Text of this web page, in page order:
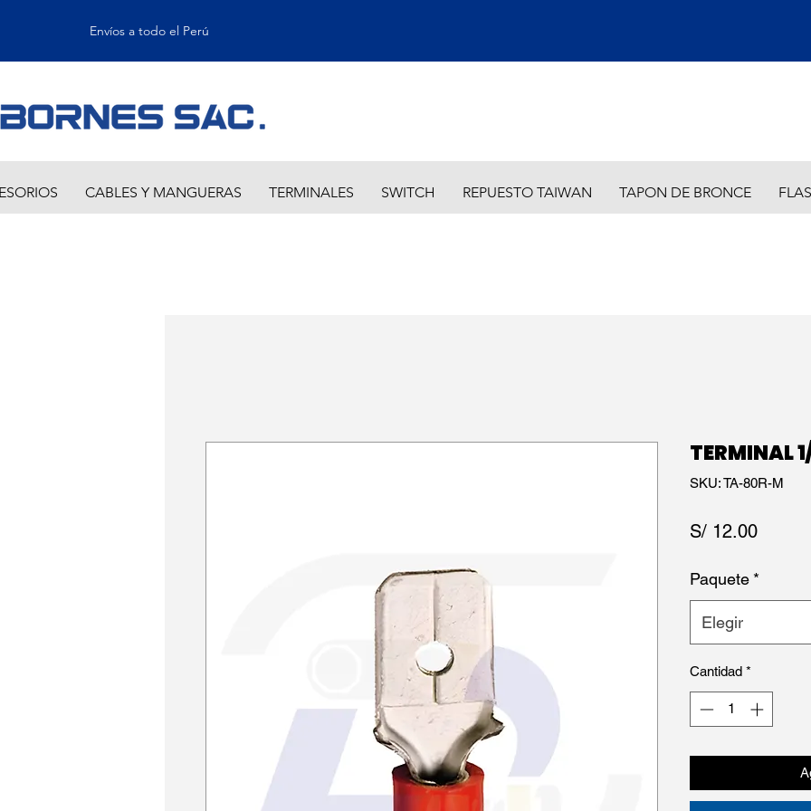
CABLES Y MANGUERAS TERMINALES SWITCH REPUESTO TAIWAN TAPON DE BRONCE
Envíos a todo el Perú
TERMINAL
SKU: TA-80R-M
S/ 12.00Precio
Paquete *
Elegir
Cantidad *